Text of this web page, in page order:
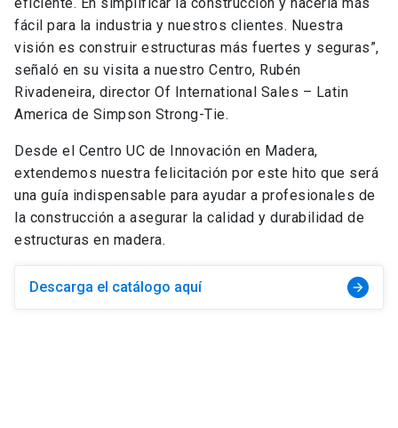
fácil para la industria y nuestros clientes. Nuestra
visión es construir estructuras más fuertes y seguras”,
señaló en su visita a nuestro Centro, Rubén
Rivadeneira, director Of International Sales – Latin
America de Simpson Strong-Tie.
Desde el Centro UC de Innovación en Madera,
extendemos nuestra felicitación por este hito que será
una guía indispensable para ayudar a profesionales de
la construcción a asegurar la calidad y durabilidad de
estructuras en madera.
Descarga el catálogo aquí arrow_forward